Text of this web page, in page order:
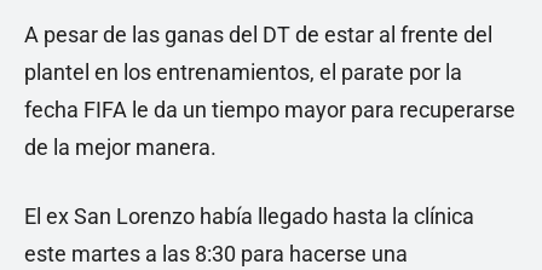
A pesar de las ganas del DT de estar al frente del
plantel en los entrenamientos, el parate por la
fecha FIFA le da un tiempo mayor para recuperarse
de la mejor manera.
El ex San Lorenzo había llegado hasta la clínica
este martes a las 8:30 para hacerse una